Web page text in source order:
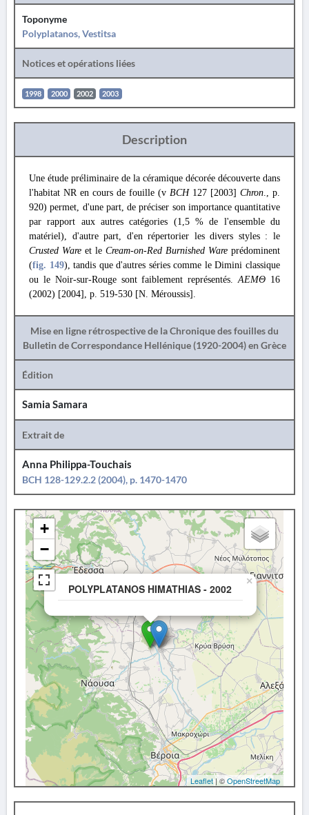
Toponyme
Polyplatanos, Vestitsa
Notices et opérations liées
1998 2000 2002 2003
Description
Une étude préliminaire de la céramique décorée découverte dans
l'habitat NR en cours de fouille (v BCH 127 [2003] Chron., p.
920) permet, d'une part, de préciser son importance quantitative
par rapport aux autres catégories (1,5 % de l'ensemble du
matériel), d'autre part, d'en répertorier les divers styles : le
Crusted Ware et le Cream-on-Red Burnished Ware prédominent
(fig. 149), tandis que d'autres séries comme le Dimini classique
ou le Noir-sur-Rouge sont faiblement représentés.ΑΕΜΘ 16
(2002) [2004], p. 519-530 [N. Méroussis].
Mise en ligne rétrospective de la Chronique des fouilles du
Bulletin de Correspondance Hellénique (1920-2004) en Grèce
Édition
Samia Samara
Extrait de
Anna Philippa-Touchais
BCH 128-129.2.2 (2004), p. 1470-1470
POLYPLATANOS HIMATHIAS - 2002
×
+
−
Leaflet | ©OpenStreetMap